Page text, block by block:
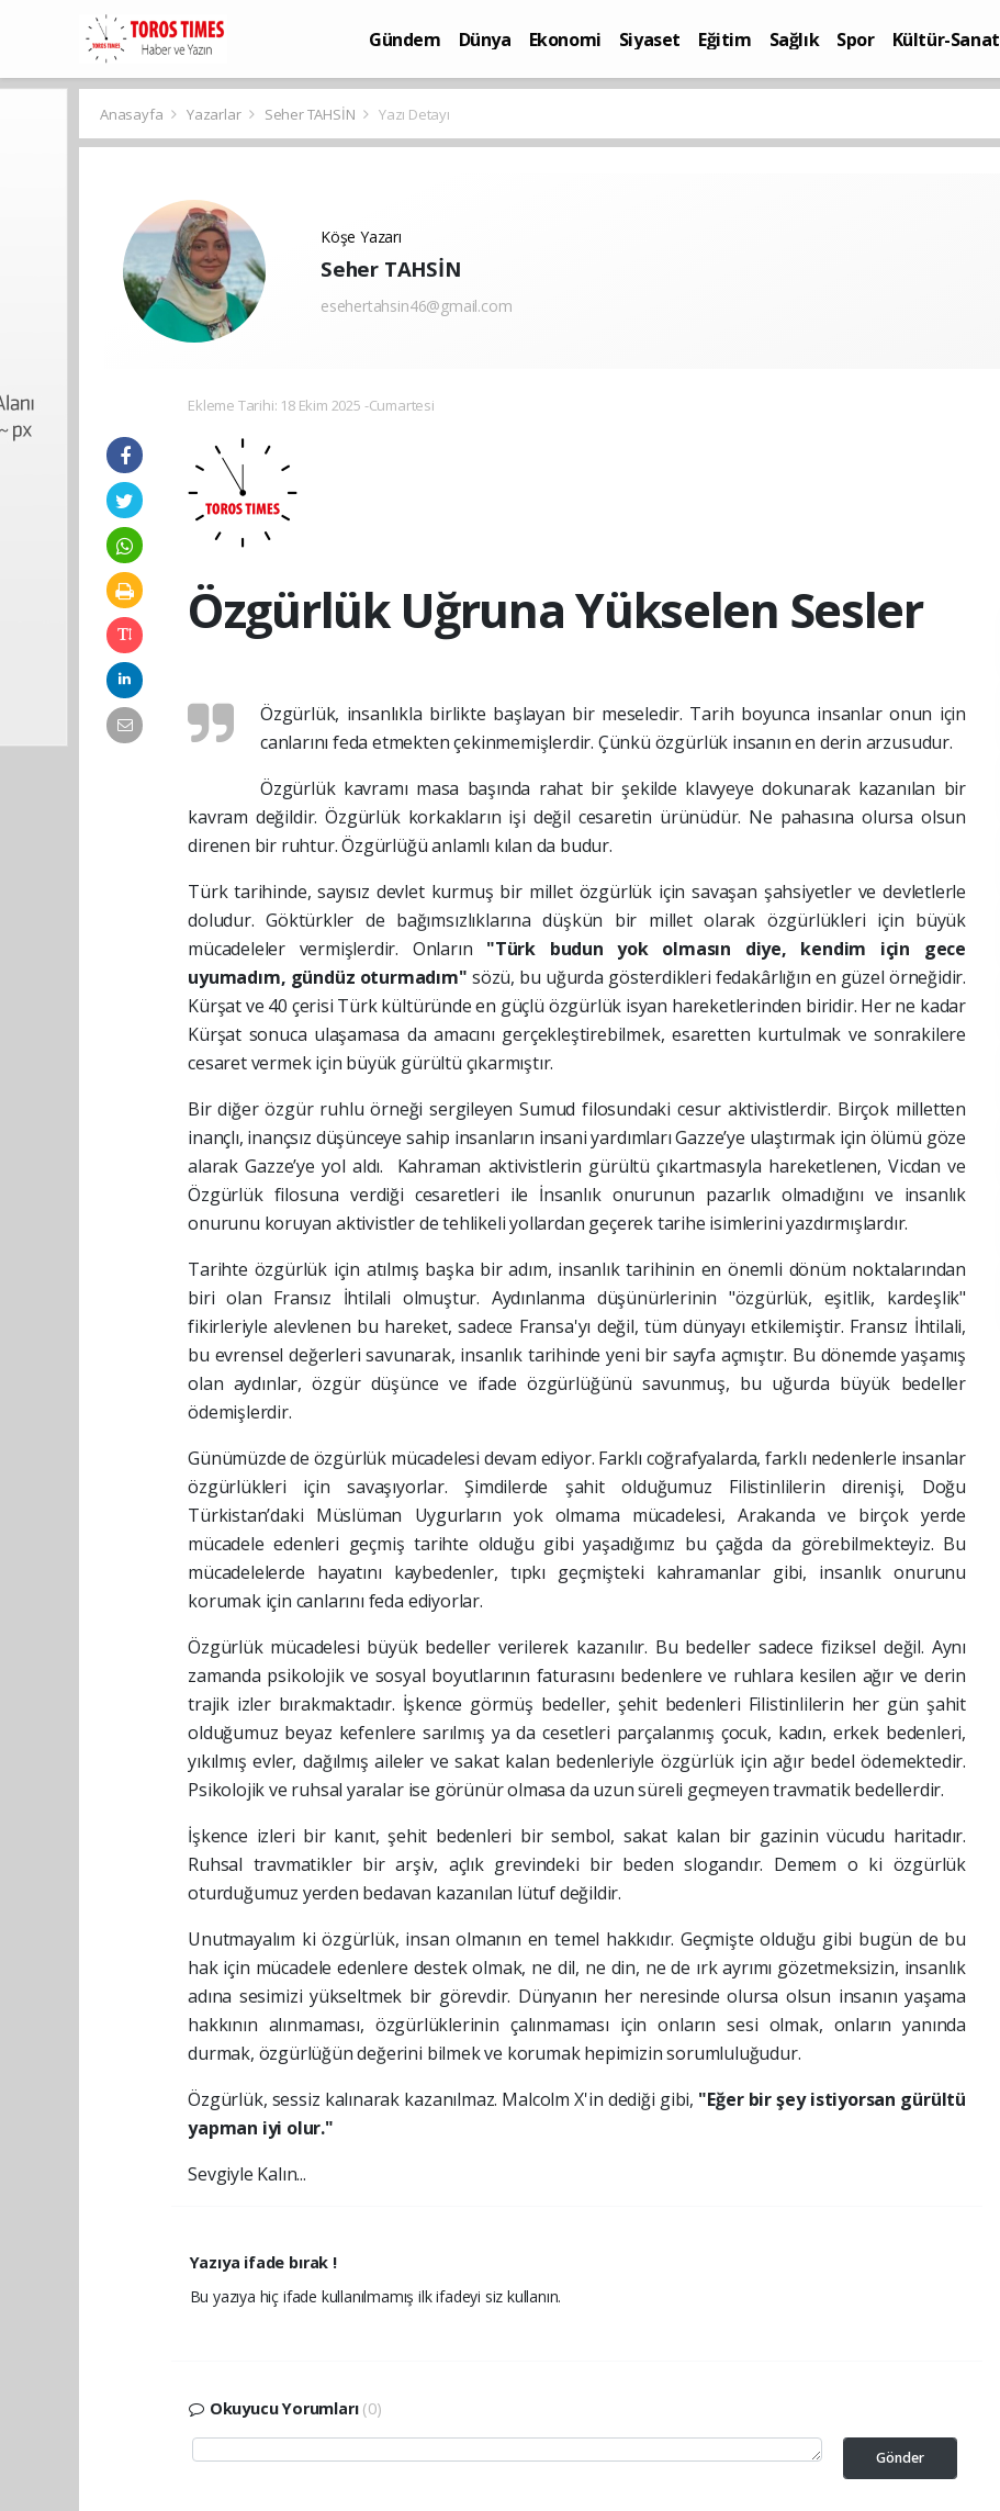
Gündem Dünya Ekonomi Siyaset Eğitim Sağlık Spor
Kültür-Sanat
Anasayfa Yazarlar Seher TAHSİN Yazı Detayı
Köşe Yazarı
Seher TAHSİN
esehertahsin46@gmail.com
Ekleme Tarihi: 18 Ekim 2025 -Cumartesi
Özgürlük Uğruna Yükselen Sesler
Özgürlük, insanlıkla birlikte başlayan bir meseledir. Tarih boyunca insanlar onun için
canlarını feda etmekten çekinmemişlerdir. Çünkü özgürlük insanın en derin arzusudur.
Özgürlük kavramı masa başında rahat bir şekilde klavyeye dokunarak kazanılan bir
kavram değildir. Özgürlük korkakların işi değil cesaretin ürünüdür. Ne pahasına olursa olsun
direnen bir ruhtur. Özgürlüğü anlamlı kılan da budur.
Türk tarihinde, sayısız devlet kurmuş bir millet özgürlük için savaşan şahsiyetler ve devletlerle
doludur. Göktürkler de bağımsızlıklarına düşkün bir millet olarak özgürlükleri için büyük
mücadeleler vermişlerdir. Onların "Türk budun yok olmasın diye, kendim için gece
uyumadım, gündüz oturmadım" sözü, bu uğurda gösterdikleri fedakârlığın en güzel örneğidir.
Kürşat ve 40 çerisi Türk kültüründe en güçlü özgürlük isyan hareketlerinden biridir. Her ne kadar
Kürşat sonuca ulaşamasa da amacını gerçekleştirebilmek, esaretten kurtulmak ve sonrakilere
cesaret vermek için büyük gürültü çıkarmıştır.
Bir diğer özgür ruhlu örneği sergileyen Sumud filosundaki cesur aktivistlerdir. Birçok milletten
inançlı, inançsız düşünceye sahip insanların insani yardımları Gazze’ye ulaştırmak için ölümü göze
alarak Gazze’ye yol aldı. Kahraman aktivistlerin gürültü çıkartmasıyla hareketlenen, Vicdan ve
Özgürlük filosuna verdiği cesaretleri ile İnsanlık onurunun pazarlık olmadığını ve insanlık
onurunu koruyan aktivistler de tehlikeli yollardan geçerek tarihe isimlerini yazdırmışlardır.
Tarihte özgürlük için atılmış başka bir adım, insanlık tarihinin en önemli dönüm noktalarından
biri olan Fransız İhtilali olmuştur. Aydınlanma düşünürlerinin "özgürlük, eşitlik, kardeşlik"
fikirleriyle alevlenen bu hareket, sadece Fransa'yı değil, tüm dünyayı etkilemiştir. Fransız İhtilali,
bu evrensel değerleri savunarak, insanlık tarihinde yeni bir sayfa açmıştır. Bu dönemde yaşamış
olan aydınlar, özgür düşünce ve ifade özgürlüğünü savunmuş, bu uğurda büyük bedeller
ödemişlerdir.
Günümüzde de özgürlük mücadelesi devam ediyor. Farklı coğrafyalarda, farklı nedenlerle insanlar
özgürlükleri için savaşıyorlar. Şimdilerde şahit olduğumuz Filistinlilerin direnişi, Doğu
Türkistan’daki Müslüman Uygurların yok olmama mücadelesi, Arakanda ve birçok yerde
mücadele edenleri geçmiş tarihte olduğu gibi yaşadığımız bu çağda da görebilmekteyiz. Bu
mücadelelerde hayatını kaybedenler, tıpkı geçmişteki kahramanlar gibi, insanlık onurunu
korumak için canlarını feda ediyorlar.
Özgürlük mücadelesi büyük bedeller verilerek kazanılır. Bu bedeller sadece fiziksel değil. Aynı
zamanda psikolojik ve sosyal boyutlarının faturasını bedenlere ve ruhlara kesilen ağır ve derin
trajik izler bırakmaktadır. İşkence görmüş bedeller, şehit bedenleri Filistinlilerin her gün şahit
olduğumuz beyaz kefenlere sarılmış ya da cesetleri parçalanmış çocuk, kadın, erkek bedenleri,
yıkılmış evler, dağılmış aileler ve sakat kalan bedenleriyle özgürlük için ağır bedel ödemektedir.
Psikolojik ve ruhsal yaralar ise görünür olmasa da uzun süreli geçmeyen travmatik bedellerdir.
İşkence izleri bir kanıt, şehit bedenleri bir sembol, sakat kalan bir gazinin vücudu haritadır.
Ruhsal travmatikler bir arşiv, açlık grevindeki bir beden slogandır. Demem o ki özgürlük
oturduğumuz yerden bedavan kazanılan lütuf değildir.
Unutmayalım ki özgürlük, insan olmanın en temel hakkıdır. Geçmişte olduğu gibi bugün de bu
hak için mücadele edenlere destek olmak, ne dil, ne din, ne de ırk ayrımı gözetmeksizin, insanlık
adına sesimizi yükseltmek bir görevdir. Dünyanın her neresinde olursa olsun insanın yaşama
hakkının alınmaması, özgürlüklerinin çalınmaması için onların sesi olmak, onların yanında
durmak, özgürlüğün değerini bilmek ve korumak hepimizin sorumluluğudur.
Özgürlük, sessiz kalınarak kazanılmaz. Malcolm X'in dediği gibi, "Eğer bir şey istiyorsan gürültü
yapman iyi olur."
Sevgiyle Kalın...
Yazıya ifade bırak !
Bu yazıya hiç ifade kullanılmamış ilk ifadeyi siz kullanın.
Okuyucu Yorumları (0)
Gönder